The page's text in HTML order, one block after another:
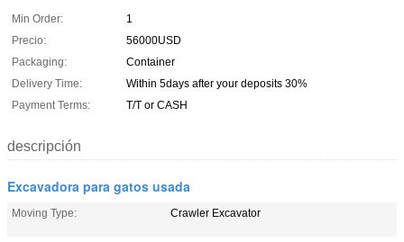
Min Order:
1
Precio:
56000USD
Packaging:
Container
Delivery Time:
Within 5days after your deposits 30%
Payment Terms:
T/T or CASH
descripción
Excavadora para gatos usada
Moving Type: Crawler Excavator